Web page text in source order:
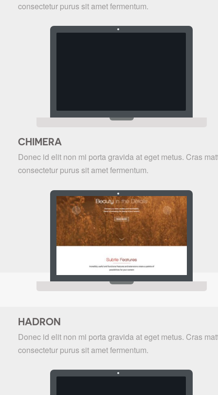
consectetur purus sit amet fermentum.
CHIMERA
Donec id elit non mi porta gravida at eget metus. Cras
consectetur purus sit amet fermentum.
HADRON
Donec id elit non mi porta gravida at eget metus. Cras
consectetur purus sit amet fermentum.